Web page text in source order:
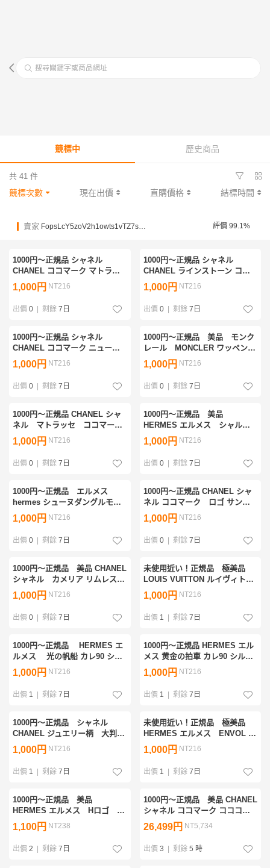
搜尋關鍵字或商品網址
競標中 歷史商品
共 41 件
競標次數 現在出價 直購價格 結標時間
賣家 FopsLcY5zoV2h1owts1vTZ7sSfGam 評價 99.1%
1000円〜正規品 シャネル
CHANEL ココマーク マトラッ
セ フリンジ ラム ショルダー
バッグ シリアルシールあり
ヴィンテージ
1,000円 NT216
出價 0 | 剩餘 7日
1000円〜正規品 シャネル
CHANEL ラインストーン ココ
マーク ブルーレンズ シルバー
金具 サングラス ヴィンテージ
1,000円 NT216
出價 0 | 剩餘 7日
1000円〜正規品 シャネル
CHANEL ココマーク ニュート
ラベルライン トート ショルダ
ーバック シリアルシールあ
り ヴィンテージ
1,000円 NT216
出價 0 | 剩餘 7日
1000円〜正規品 美品 モンク
レール MONCLER ワッペン付
き 異素材 Aライン チュニ
ック ワンピース 国内タグあ
り
1,000円 NT216
出價 0 | 剩餘 7日
1000円〜正規品 CHANEL シャ
ネル マトラッセ ココマー
ク フリンジ リザード チェー
ンショルダーバッグ シリアル
シール有ヴィンテージ
1,000円 NT216
出價 0 | 剩餘 7日
1000円〜正規品 美品
HERMES エルメス シャル
ル・ガルニエへの賛辞 カレ90
シルク スカーフ ヴィンテージ
1,000円 NT216
出價 0 | 剩餘 7日
1000円〜正規品 エルメス
hermes シューヌダングルモチ
ーフ レザー サンダル ヒー
ル ブラック
1,000円 NT216
出價 0 | 剩餘 7日
1000円〜正規品 CHANEL シャ
ネル ココマーク ロゴ サング
ラス ヴィンテージ ブラック
1,000円 NT216
出價 0 | 剩餘 7日
1000円〜正規品 美品 CHANEL
シャネル カメリア リムレス
ブルーレンズ サングラス ヴィ
ンテージ
1,000円 NT216
出價 0 | 剩餘 7日
未使用近い！正規品 極美品
LOUIS VUITTON ルイヴィト
ン モノグラムレンズ サングラ
ス ブラウン
1,000円 NT216
出價 1 | 剩餘 7日
1000円〜正規品 HERMES エ
ルメス 光の帆船 カレ90 シル
ク スカーフ タグあり ヴィンテ
ージ
1,000円 NT216
出價 1 | 剩餘 7日
1000円〜正規品 HERMES エル
メス 黄金の拍車 カレ90 シルク
スカーフタグあり ヴィンテー
ジ
1,000円 NT216
出價 1 | 剩餘 7日
1000円〜正規品 シャネル
CHANEL ジュエリー柄 大判
シルク スカーフ タグあり ヴ
ィンテージ
1,000円 NT216
出價 1 | 剩餘 7日
未使用近い！正規品 極美品
HERMES エルメス ENVOL カ
レ90 シルク スカーフ タグあ
り 箱付き
1,000円 NT216
出價 1 | 剩餘 7日
1000円〜正規品 美品
HERMES エルメス Hロゴ エ
ブリン レザー サンダル ウッ
ドソール ヴィンテージ
1,100円 NT238
出價 2 | 剩餘 7日
1000円〜正規品 美品 CHANEL
シャネル ココマーク コココク
ーン トートバッグ ハンドバッ
グ カーキ シリアルシールあり
26,499円 NT5,734
出價 3 | 剩餘 5 時